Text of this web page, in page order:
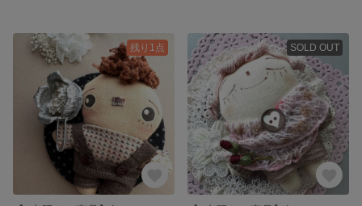
残り1点 SOLD OUT